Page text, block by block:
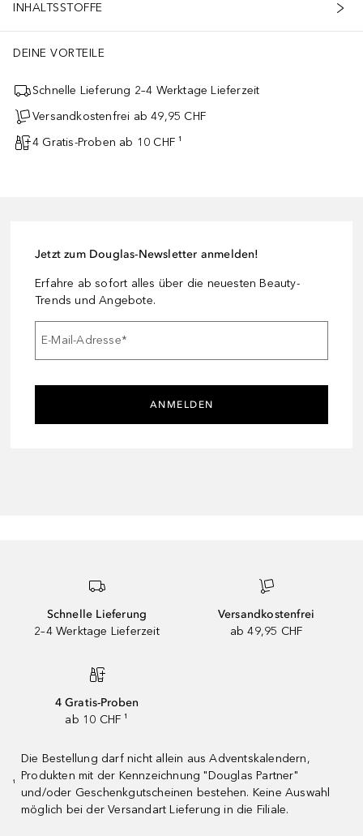
INHALTSSTOFFE
DEINE VORTEILE
Schnelle Lieferung 2–4 Werktage Lieferzeit
Versandkostenfrei ab 49,95 CHF
4 Gratis-Proben ab 10 CHF ¹
Jetzt zum Douglas-Newsletter anmelden!
Erfahre ab sofort alles über die neuesten Beauty-
Trends und Angebote.
E-Mail-Adresse*
ANMELDEN
Schnelle Lieferung
2–4 Werktage Lieferzeit
Versandkostenfrei
ab 49,95 CHF
4 Gratis-Proben
ab 10 CHF ¹
¹
Die Bestellung darf nicht allein aus Adventskalendern,
Produkten mit der Kennzeichnung "Douglas Partner"
und/oder Geschenkgutscheinen bestehen. Keine Auswahl
möglich bei der Versandart Lieferung in die Filiale.